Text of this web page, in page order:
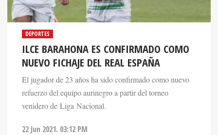
DEPORTES
ILCE BARAHONA ES CONFIRMADO COMO
NUEVO FICHAJE DEL REAL ESPAÑA
El jugador de 23 años ha sido confirmado como nuevo
refuerzo del equipo aurinegro a partir del torneo
venidero de Liga Nacional.
22 Jun 2021. 03:12 PM